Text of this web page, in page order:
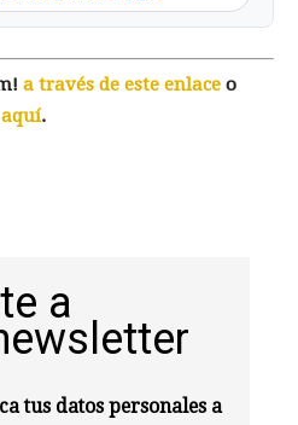
a través de este enlace o
aquí.
a
tus datos personales a